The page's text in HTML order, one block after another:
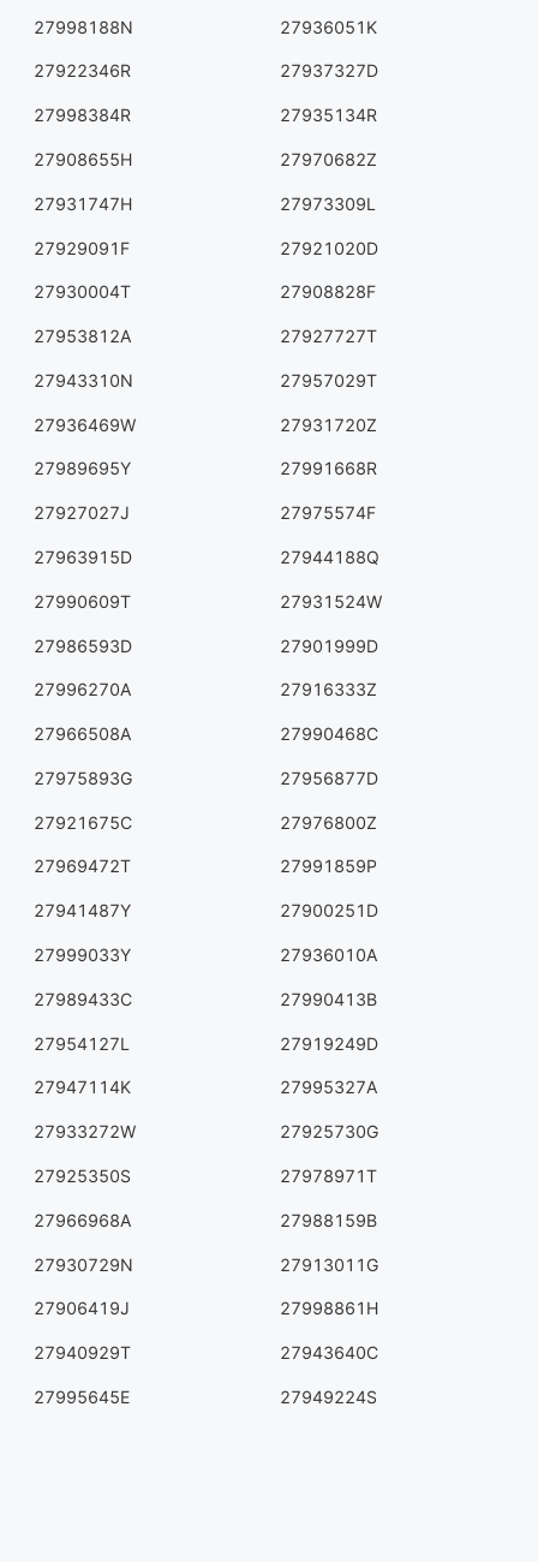
27998188N 27936051K
27922346R 27937327D
27998384R 27935134R
27908655H 27970682Z
27931747H 27973309L
27929091F 27921020D
27930004T 27908828F
27953812A 27927727T
27943310N 27957029T
27936469W 27931720Z
27989695Y 27991668R
27927027J 27975574F
27963915D 27944188Q
27990609T 27931524W
27986593D 27901999D
27996270A 27916333Z
27966508A 27990468C
27975893G 27956877D
27921675C 27976800Z
27969472T 27991859P
27941487Y 27900251D
27999033Y 27936010A
27989433C 27990413B
27954127L 27919249D
27947114K 27995327A
27933272W 27925730G
27925350S 27978971T
27966968A 27988159B
27930729N 27913011G
27906419J 27998861H
27940929T 27943640C
27995645E 27949224S